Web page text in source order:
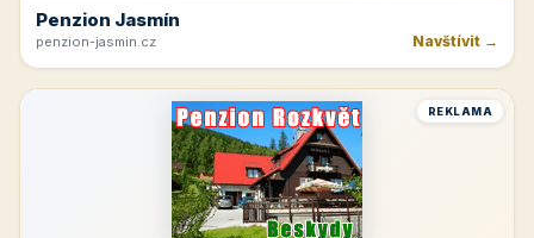
Penzion Jasmín
penzion-jasmin.cz Navštívit →
REKLAMA